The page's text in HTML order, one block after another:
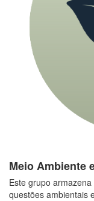
Meio Ambiente
Este grupo
questões ambientais